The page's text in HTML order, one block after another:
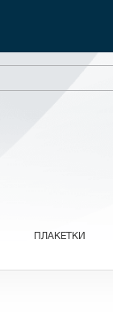
ПЛАКЕТКИ